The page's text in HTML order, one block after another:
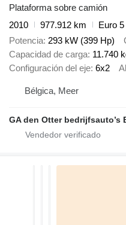
Plataforma sobre camión
2010
977.912 km
Euro 5
Potencia 293 kW (399 Hp)
Capacidad de carga 11.740
Configuración del eje 6x2
Bélgica, Meer
GA den Otter bedrijfsauto’s